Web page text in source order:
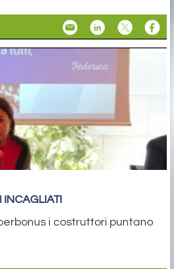
INCAGLIATI
i costruttori puntano